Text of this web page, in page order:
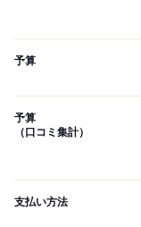
予算
予算
（口コミ集計）
支払い方法